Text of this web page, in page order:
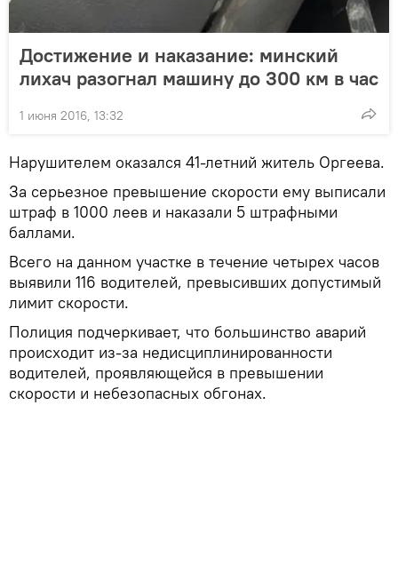
Достижение и наказание: минский
лихач разогнал машину до 300 км в час
1 июня 2016, 13:32
Нарушителем оказался 41-летний житель Оргеева.
За серьезное превышение скорости ему выписали
штраф в 1000 леев и наказали 5 штрафными
баллами.
Всего на данном участке в течение четырех часов
выявили 116 водителей, превысивших допустимый
лимит скорости.
Полиция подчеркивает, что большинство аварий
происходит из-за недисциплинированности
водителей, проявляющейся в превышении
скорости и небезопасных обгонах.